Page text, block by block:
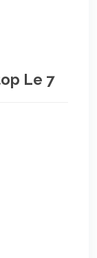
Le 7